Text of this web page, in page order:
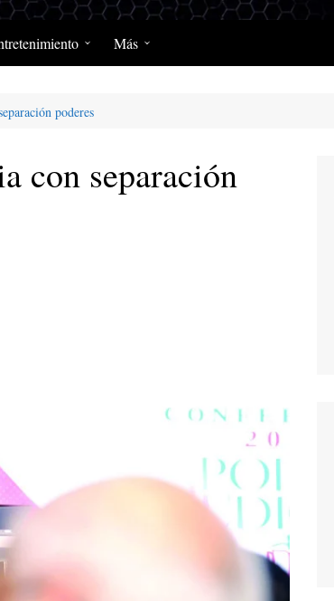
Más
poderes
con separación